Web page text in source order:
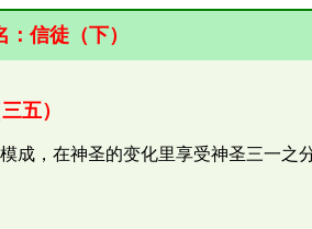
： 信徒（下）
五）
成，在神圣的变化里享受神圣三一之